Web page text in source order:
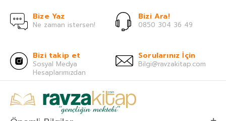
Bize Yaz
Ne zaman istersen!
Bizi Ara!
0850 304 36 49
Bizi takip et
Sosyal Medya
Hesaplarımızdan
Sorularınız İçin
Bilgi@ravzakitap.com